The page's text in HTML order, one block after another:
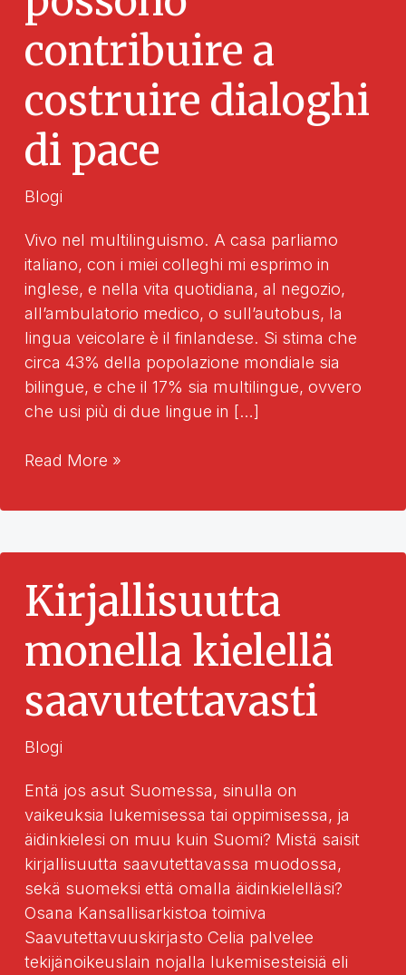
contribuire a
costruire dialoghi
di pace
Blogi
Vivo nel multilinguismo. A casa parliamo
italiano, con i miei colleghi mi esprimo in
inglese, e nella vita quotidiana, al negozio,
all’ambulatorio medico, o sull’autobus, la
lingua veicolare è il finlandese. Si stima che
circa 43% della popolazione mondiale sia
bilingue, e che il 17% sia multilingue, ovvero
che usi più di due lingue in […]
Come
drammaturgie
le
narrazioni
multilingue
possono
contribuire
costruire
di
Read More »
Kirjallisuutta
monella kielellä
saavutettavasti
Blogi
Entä jos asut Suomessa, sinulla on
vaikeuksia lukemisessa tai oppimisessa, ja
äidinkielesi on muu kuin Suomi? Mistä saisit
kirjallisuutta saavutettavassa muodossa,
sekä suomeksi että omalla äidinkielelläsi?
Osana Kansallisarkistoa toimiva
Saavutettavuuskirjasto Celia palvelee
tekijänoikeuslain nojalla lukemisesteisiä eli